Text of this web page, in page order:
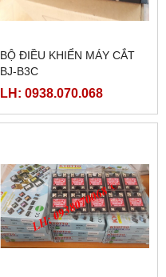
BỘ ĐIỀU KHIỂN MÁY CẮT
BJ-B3C
LH: 0938.070.068